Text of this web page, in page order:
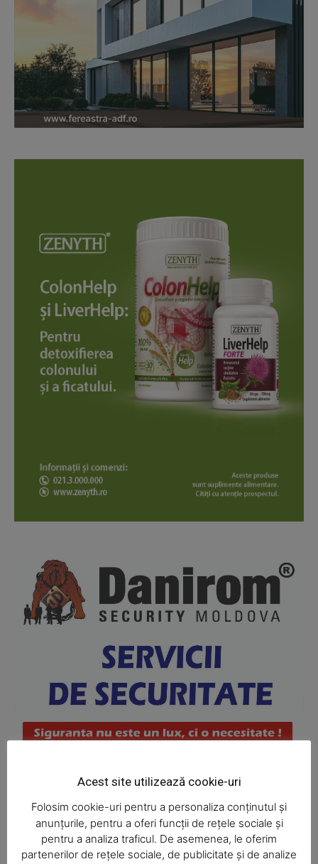
News Week
Magazine PRO
Acest site utilizează cookie-uri
Folosim cookie-uri pentru a personaliza conținutul și
anunțurile, pentru a oferi funcții de rețele sociale și
pentru a analiza traficul. De asemenea, le oferim
partenerilor de rețele sociale, de publicitate și de analize